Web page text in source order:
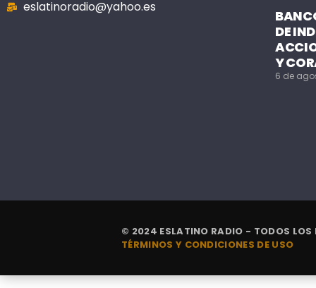
eslatinoradio@yahoo.es
DE
Y
6 de
© 2024 ESLATINO RADIO - TODOS LOS
TÉRMINOS Y CONDICIONES DE USO